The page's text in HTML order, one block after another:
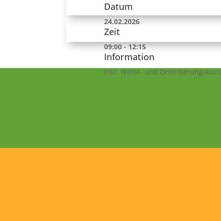
Datum
24.02.2026
Zeit
09:00 - 12:15
Information
inkl. Werte- und